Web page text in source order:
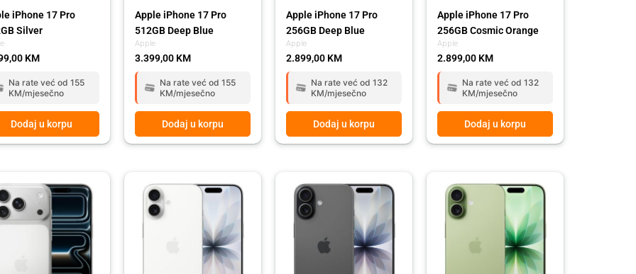
iPhone 17 Pro
Silver
KM
Na rate već od 155
KM/mjesečno
Dodaj u korpu
Apple
Apple iPhone 17 Pro
512GB Deep Blue
3.399,00 KM
Na rate već od 155
KM/mjesečno
Dodaj u korpu
Apple
Apple iPhone 17 Pro
256GB Deep Blue
2.899,00 KM
Na rate već od 132
KM/mjesečno
Dodaj u korpu
Apple
Apple iPhone 17 Pro
256GB Cosmic Orange
2.899,00 KM
Na rate već od 132
KM/mjesečno
Dodaj u korpu